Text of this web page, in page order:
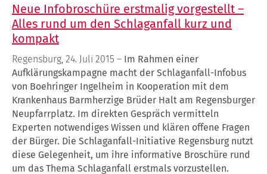
Neue Infobroschüre erstmalig vorgestellt –
Alles rund um den Schlaganfall kurz und
kompakt
Regensburg, 24. Juli 2015 – Im Rahmen einer
Aufklärungskampagne macht der Schlaganfall-Infobus
von Boehringer Ingelheim in Kooperation mit dem
Krankenhaus Barmherzige Brüder Halt am Regensburger
Neupfarrplatz. Im direkten Gespräch vermitteln
Experten notwendiges Wissen und klären offene Fragen
der Bürger. Die Schlaganfall-Initiative Regensburg nutzt
diese Gelegenheit, um ihre informative Broschüre rund
um das Thema Schlaganfall erstmals vorzustellen.